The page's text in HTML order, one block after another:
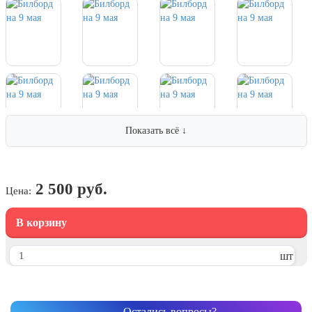
парада на Красной площади
10 ноября, День сотрудника органов
внутренних дел РФ
13 ноября, День Войск РХБЗ
19 ноября, День Ракетных Войск и
9 декабря, Международный день
борьбы с коррупцией
Показать всё ↓
Цена: 2 500 руб.
В корзину
шт